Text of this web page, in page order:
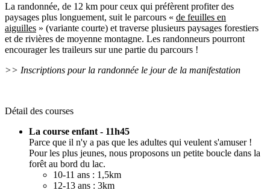
La randonnée, de 12 km pour ceux qui préfèrent profiter des
paysages plus longuement, suit le parcours « de feuilles en
aiguilles » (variante courte) et traverse plusieurs paysages forestiers
et de rivières de moyenne montagne. Les randonneurs pourront
encourager les traileurs sur une partie du parcours !
>> Inscriptions pour la randonnée le jour de la manifestation
Détail des courses
La course enfant - 11h45
Parce que il n'y a pas que les adultes qui veulent s'amuser !
Pour les plus jeunes, nous proposons un petite boucle dans la
forêt au bord du lac.
10-11 ans : 1,5km
12-13 ans : 3km